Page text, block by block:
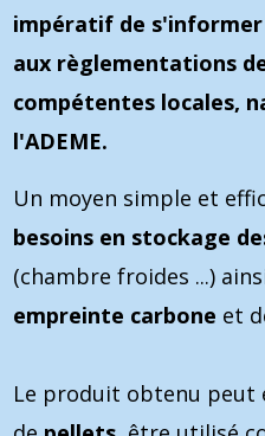
impératif de
aux règlementations
compétentes locales,
l'ADEME.
Un moyen simple et
besoins en stockage
(chambre froides ...)
empreinte carbone et
Le produit obtenu peut